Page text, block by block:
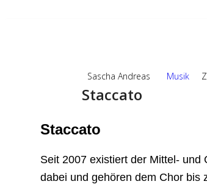
Sascha Andreas Musik
Staccato
Staccato
Seit 2007 existiert der Mittel- und
dabei und gehören dem Chor bis